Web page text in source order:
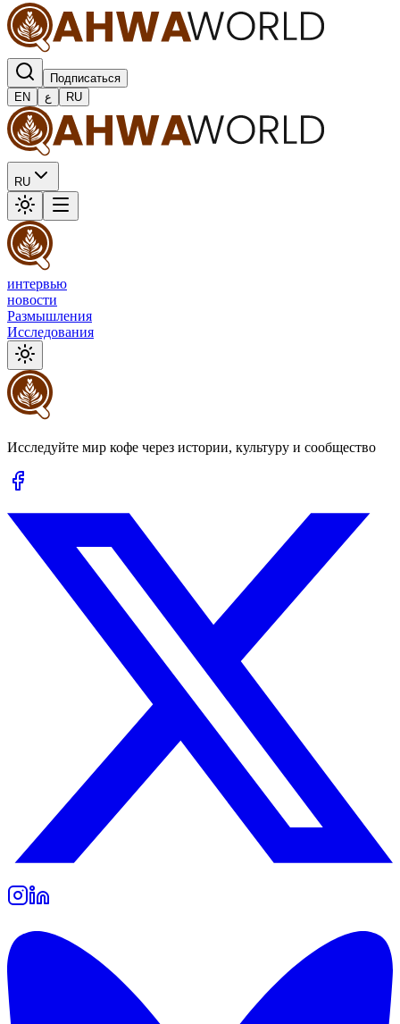
Подписаться
EN
ع RU
RU
интервью
новости
Размышления
Исследования
Исследуйте мир кофе через истории, культуру и сообщество